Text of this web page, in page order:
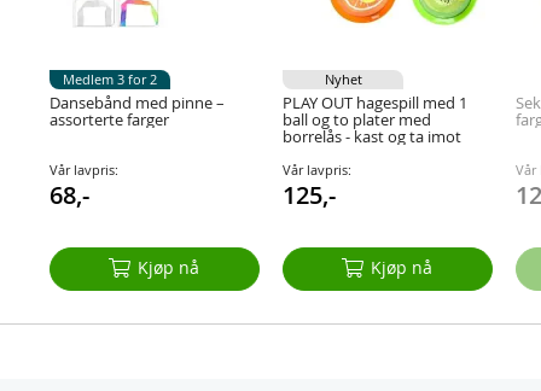
Dansebånd med pinne –
assorterte farger
Vår lavpris:
68,-
Kjøp nå
Medlem 3 for 2
PLAY OUT hagespill med 1
ball og to plater med
borrelås - kast og ta imot
Vår lavpris:
125,-
Kjøp nå
Nyhet
Vår